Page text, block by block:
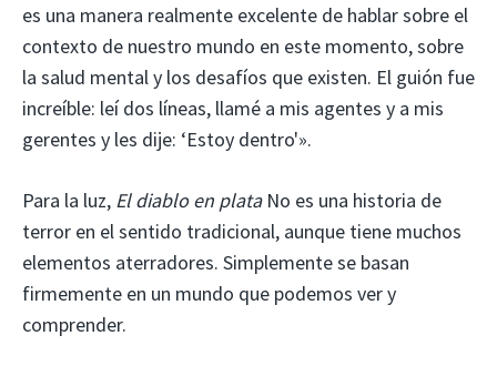
es una manera realmente excelente de hablar sobre el
contexto de nuestro mundo en este momento, sobre
la salud mental y los desafíos que existen. El guión fue
increíble: leí dos líneas, llamé a mis agentes y a mis
gerentes y les dije: ‘Estoy dentro'».
Para la luz, El diablo en plata No es una historia de
terror en el sentido tradicional, aunque tiene muchos
elementos aterradores. Simplemente se basan
firmemente en un mundo que podemos ver y
comprender.